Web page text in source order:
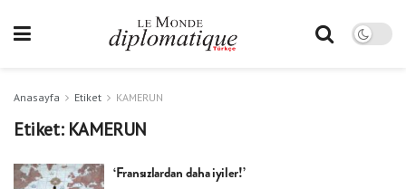
Anasayfa Etiket KAMERUN
Etiket: KAMERUN
‘Fransızlardan daha iyiler!’